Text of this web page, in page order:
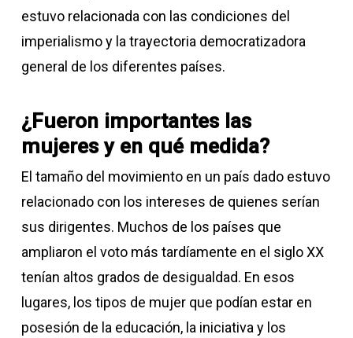
estuvo relacionada con las condiciones del
imperialismo y la trayectoria democratizadora
general de los diferentes países.
¿Fueron importantes las
mujeres y en qué medida?
El tamaño del movimiento en un país dado estuvo
relacionado con los intereses de quienes serían
sus dirigentes. Muchos de los países que
ampliaron el voto más tardíamente en el siglo XX
tenían altos grados de desigualdad. En esos
lugares, los tipos de mujer que podían estar en
posesión de la educación, la iniciativa y los